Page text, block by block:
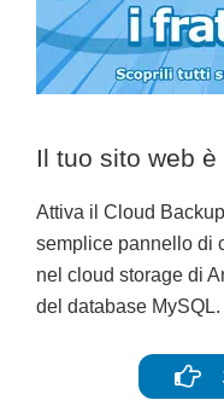
Il tuo sito web
Attiva il Cloud
semplice pannello di
nel cloud storage di
del database MySQL.